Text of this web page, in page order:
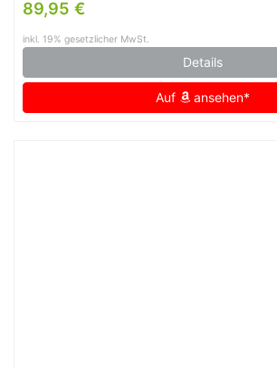
89,95 €
inkl. 19% gesetzlicher MwSt.
Details
Auf ansehen*